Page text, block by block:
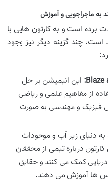
به ماجراجویی و آموزش
برده است و به کارتون هایی با
است، چند گزینه دیگر نیز وجود
Blaze این انیمیشن بر حل
از مفاهیم علمی و ریاضی
فیزیک و مهندسی به صورت
به دنیای زیر آب و موجودات
درباره تیمی از محققان
کمک می کنند و حقایق
ها آموزش می دهند.